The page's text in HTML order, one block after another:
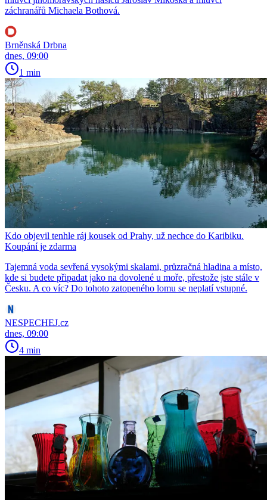
záchranářů Michaela Bothová.
Brněnská Drbna
dnes, 09:00
1 min
Kdo objevil tenhle ráj kousek od Prahy, už nechce do Karibiku.
Koupání je zdarma
Tajemná voda sevřená vysokými skalami, průzračná hladina a místo,
kde si budete připadat jako na dovolené u moře, přestože jste stále v
Česku. A co víc? Do tohoto zatopeného lomu se neplatí vstupné.
NESPECHEJ.cz
dnes, 09:00
4 min